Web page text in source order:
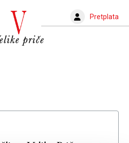
Pretplata